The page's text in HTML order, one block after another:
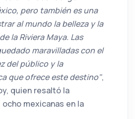
pero también es una
al mundo la belleza y la
la Riviera Maya. Las
maravilladas con el
del público y la
que ofrece este destino",
quien resaltó la
mexicanas en la